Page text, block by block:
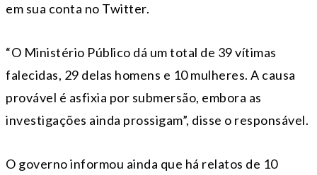
em sua conta no Twitter.
“O Ministério Público dá um total de 39 vítimas
falecidas, 29 delas homens e 10 mulheres. A causa
provável é asfixia por submersão, embora as
investigações ainda prossigam”, disse o responsável.
O governo informou ainda que há relatos de 10